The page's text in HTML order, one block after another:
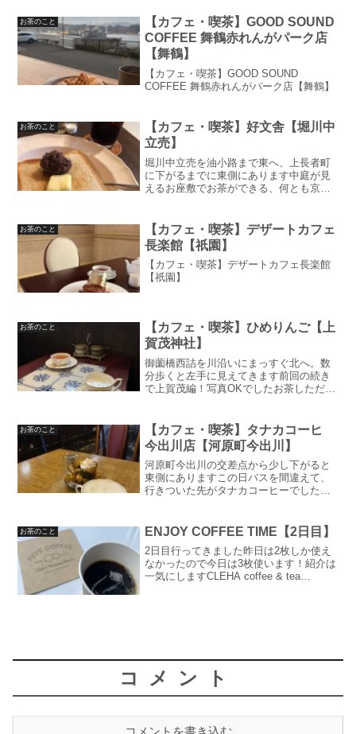
お茶のこと
【カフェ・喫茶】GOOD SOUND
COFFEE 舞鶴赤れんがパーク店
【舞鶴】
【カフェ・喫茶】GOOD SOUND
COFFEE 舞鶴赤れんがパーク店【舞鶴】
お茶のこと
【カフェ・喫茶】好文舎【堀川中
立売】
堀川中立売を油小路まで東へ、上長者町
に下がるまでに東側にあります中庭が見
えるお座敷でお茶ができる、何とも京都
が、全然そんなことはなかったです。お
店の方がとても親切な方で（...
お茶のこと
【カフェ・喫茶】デザートカフェ
長楽館【祇園】
【カフェ・喫茶】デザートカフェ長楽館
【祇園】
お茶のこと
【カフェ・喫茶】ひめりんご【上
賀茂神社】
御薗橋西詰を川沿いにまっすぐ北へ。数
分歩くと左手に見えてきます前回の続き
で上賀茂編！写真OKでしたお茶しただけ
到着。店名が可愛すぎる草部にリンゴの
切り抜きが。芸が細かい...
お茶のこと
【カフェ・喫茶】タナカコーヒ
今出川店【河原町今出川】
河原町今出川の交差点から少し下がると
東側にありますこの日バスを間違えて、
行きついた先がタナカコーヒーでした。
ますね。祇園店は一度行きましたがどち
お茶のこと ENJOY COFFEE TIME【2日目】
2日目行ってきました昨日は2枚しか使え
なかったので今日は3枚使います！紹介は
一気にしますCLEHA coffee & tea
コメント
コメントを書き込む